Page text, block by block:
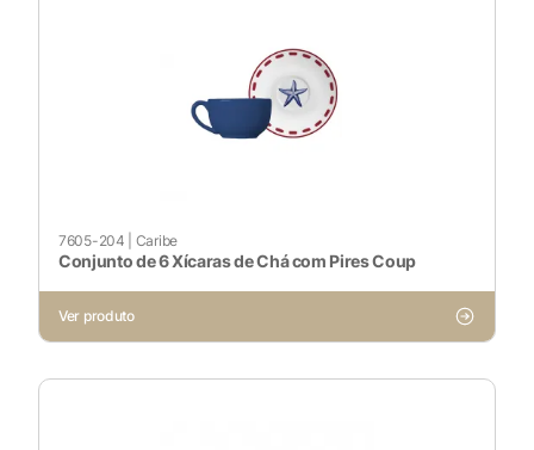
7605-204 Caribe
Conjunto de 6 Xícaras de Chá com Pires Coup
Ver produto
X